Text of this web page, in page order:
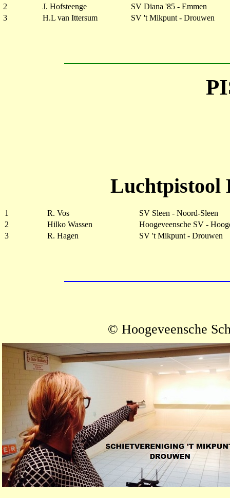
2
J. Hofsteenge
SV Diana '85 - Emmen
3
H.L van Ittersum SV 't Mikpunt - Drouwen
Luchtpistool
1 R. Vos
SV Sleen - Noord-Sleen
2
Hilko Wassen
Hoogeveensche SV -
3
R. Hagen SV 't Mikpunt - Drouwen
© Hoogeveensche